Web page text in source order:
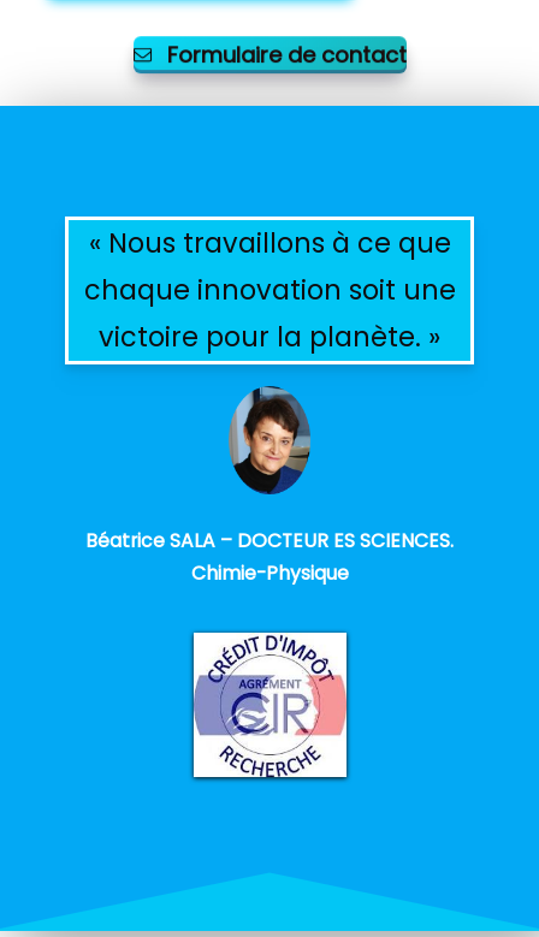
Formulaire de contact
« Nous travaillons à ce que
chaque innovation soit une
victoire pour la planète. »
Béatrice SALA – DOCTEUR ES SCIENCES.
Chimie-Physique